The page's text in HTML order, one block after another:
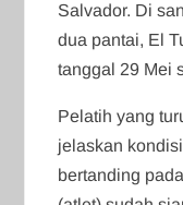
Salvador. Di
dua pantai, El
tanggal 29 Mei
Pelatih yang
jelaskan
bertanding